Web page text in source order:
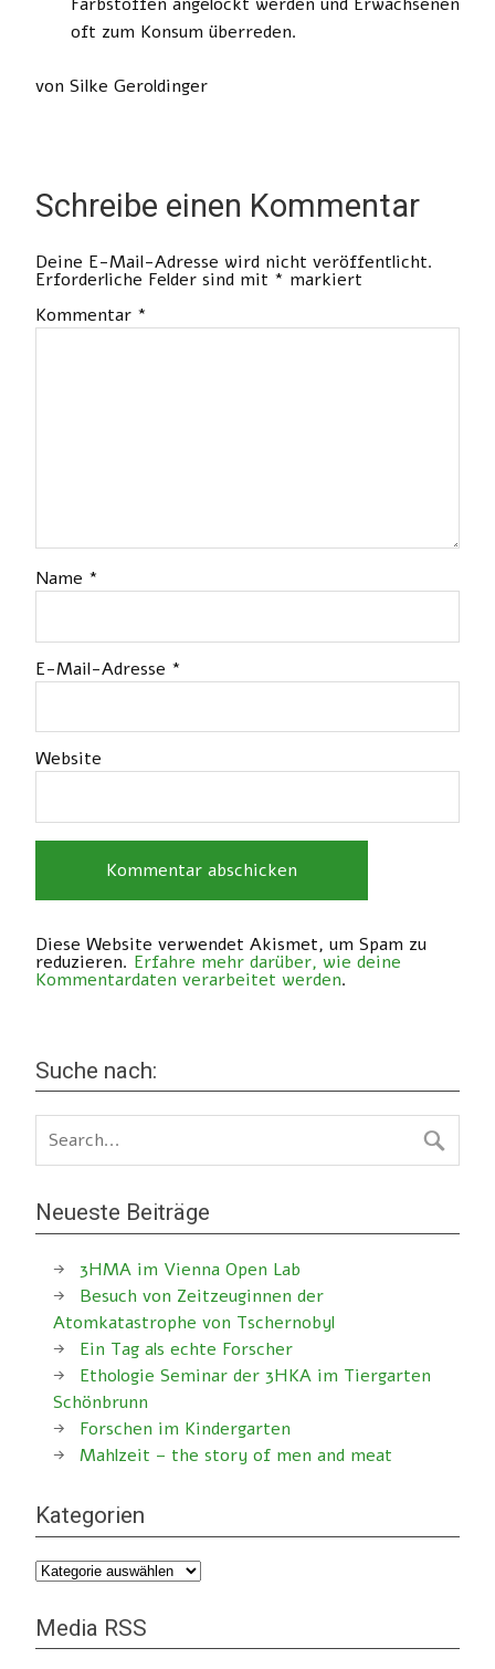
oft zum Konsum überreden.
von Silke Geroldinger
Schreibe einen Kommentar
Deine E-Mail-Adresse wird nicht veröffentlicht.
Erforderliche Felder sind mit * markiert
Kommentar *
Name *
E-Mail-Adresse *
Website
Diese Website verwendet Akismet, um Spam zu
reduzieren. Erfahre mehr darüber, wie deine
Kommentardaten verarbeitet werden.
Suche nach:
Neueste Beiträge
3HMA im Vienna Open Lab
Besuch von Zeitzeuginnen der
Atomkatastrophe von Tschernobyl
Ein Tag als echte Forscher
Ethologie Seminar der 3HKA im Tiergarten
Schönbrunn
Forschen im Kindergarten
Mahlzeit – the story of men and meat
Kategorien
Kategorien
Media RSS